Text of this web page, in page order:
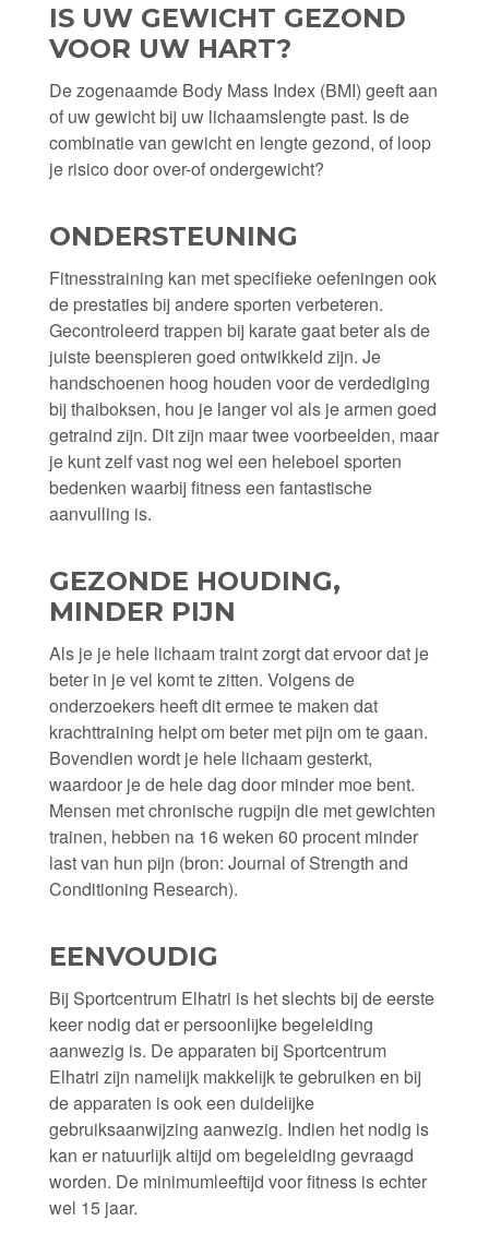
IS UW GEWICHT GEZOND
VOOR UW HART?
De zogenaamde Body Mass Index (BMI) geeft aan
of uw gewicht bij uw lichaamslengte past. Is de
combinatie van gewicht en lengte gezond, of loop
je risico door over-of ondergewicht?
ONDERSTEUNING
Fitnesstraining kan met specifieke oefeningen ook
de prestaties bij andere sporten verbeteren.
Gecontroleerd trappen bij karate gaat beter als de
juiste beenspieren goed ontwikkeld zijn. Je
handschoenen hoog houden voor de verdediging
bij thaiboksen, hou je langer vol als je armen goed
getraind zijn. Dit zijn maar twee voorbeelden, maar
je kunt zelf vast nog wel een heleboel sporten
bedenken waarbij fitness een fantastische
aanvulling is.
GEZONDE HOUDING,
MINDER PIJN
Als je je hele lichaam traint zorgt dat ervoor dat je
beter in je vel komt te zitten. Volgens de
onderzoekers heeft dit ermee te maken dat
krachttraining helpt om beter met pijn om te gaan.
Bovendien wordt je hele lichaam gesterkt,
waardoor je de hele dag door minder moe bent.
Mensen met chronische rugpijn die met gewichten
trainen, hebben na 16 weken 60 procent minder
last van hun pijn (bron: Journal of Strength and
Conditioning Research).
EENVOUDIG
Bij Sportcentrum Elhatri is het slechts bij de eerste
keer nodig dat er persoonlijke begeleiding
aanwezig is. De apparaten bij Sportcentrum
Elhatri zijn namelijk makkelijk te gebruiken en bij
de apparaten is ook een duidelijke
gebruiksaanwijzing aanwezig. Indien het nodig is
kan er natuurlijk altijd om begeleiding gevraagd
worden. De minimumleeftijd voor fitness is echter
wel 15 jaar.